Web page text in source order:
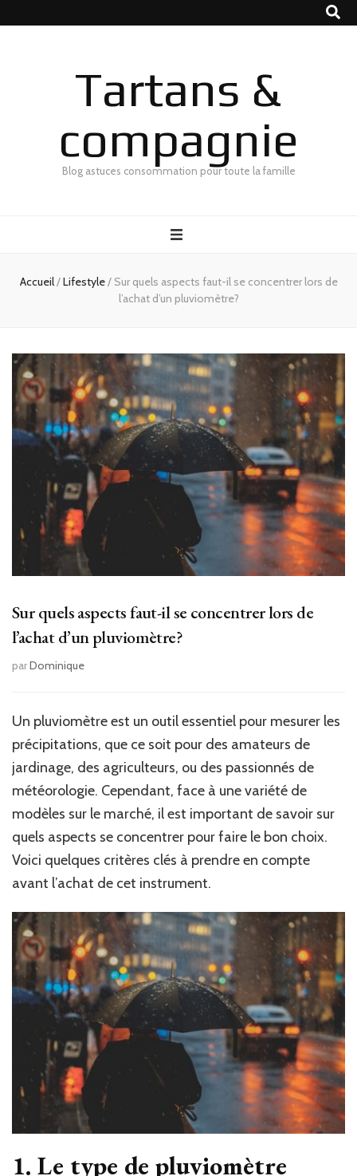
Tartans &
compagnie
Blog astuces consommation pour toute la famille
Accueil/Lifestyle/ Sur quels aspects faut-il se concentrer lors de
l’achat d’un pluviomètre?
Sur quels aspects faut-il se concentrer lors de
l’achat d’un pluviomètre?
parDominique
Un pluviomètre est un outil essentiel pour mesurer les
précipitations, que ce soit pour des amateurs de
jardinage, des agriculteurs, ou des passionnés de
météorologie. Cependant, face à une variété de
modèles sur le marché, il est important de savoir sur
quels aspects se concentrer pour faire le bon choix.
Voici quelques critères clés à prendre en compte
avant l’achat de cet instrument.
1. Le type de pluviomètre